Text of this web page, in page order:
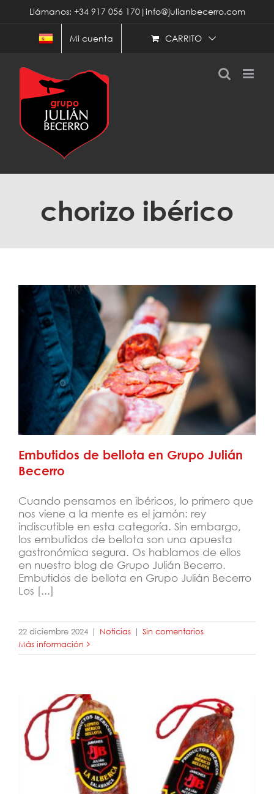
contenido
Llámanos: +34 917 056 170|info@julianbecerro.com
Mi cuenta CARRITO
chorizo ibérico
Embutidos de bellota en Grupo Julián
Becerro
Embutidos de bellota en Grupo Julián
Becerro
Cuando pensamos en ibéricos, lo primero que
nos viene a la mente es el jamón: rey
indiscutible en esta categoría. Sin embargo,
los embutidos de bellota son una apuesta
gastronómica segura. Os hablamos de ellos
en nuestro blog de Grupo Julián Becerro.
Embutidos de bellota en Grupo Julián Becerro
Los [...]
22 diciembre 2024 | Noticias | Sin comentarios
Más información
Embutidos Julián Becerro: la mejor
calidad